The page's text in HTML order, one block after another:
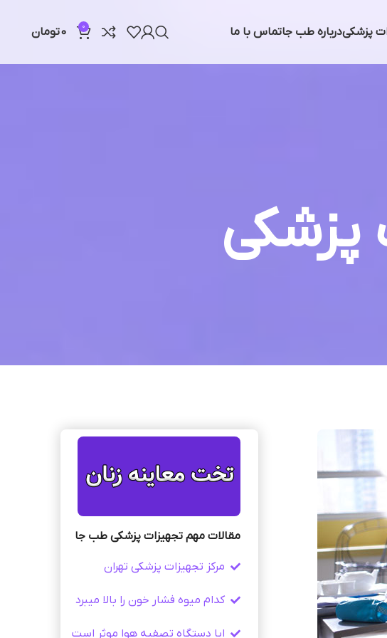
پزشکیدرباره طب جاتماس با ما 0
0تومان
پزشکی
مقالات مهم تجهیزات پزشکی طب جا
مرکز تجهیزات پزشکی تهران
کدام میوه فشار خون را بالا میبرد
ایا دستگاه تصفیه هوا موثر است